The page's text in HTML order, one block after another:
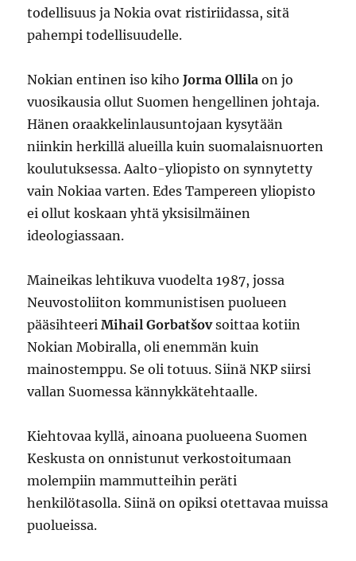
todellisuus ja Nokia ovat ristiriidassa, sitä
pahempi todellisuudelle.
Nokian entinen iso kihoJorma Ollila on jo
vuosikausia ollut Suomen hengellinen johtaja.
Hänen oraakkelinlausuntojaan kysytään
niinkin herkillä alueilla kuin suomalaisnuorten
koulutuksessa. Aalto-yliopisto on synnytetty
vain Nokiaa varten. Edes Tampereen yliopisto
ei ollut koskaan yhtä yksisilmäinen
ideologiassaan.
Maineikas lehtikuva vuodelta 1987, jossa
Neuvostoliiton kommunistisen puolueen
pääsihteeriMihail Gorbatšovsoittaa kotiin
Nokian Mobiralla, oli enemmän kuin
mainostemppu. Se oli totuus. Siinä NKP siirsi
vallan Suomessa kännykkätehtaalle.
Kiehtovaa kyllä, ainoana puolueena Suomen
Keskusta on onnistunut verkostoitumaan
molempiin mammutteihin peräti
henkilötasolla. Siinä on opiksi otettavaa muissa
puolueissa.